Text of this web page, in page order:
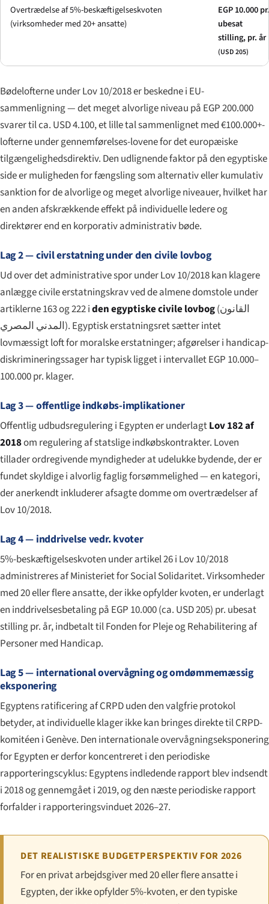
Overtrædelse af 5%-beskæftigelseskvoten
(virksomheder med 20+ ansatte)
EGP 10.000 pr.
ubesat
stilling, pr. år
(USD 205)
Bødelofterne under Lov 10/2018 er beskedne i EU-
sammenligning — det meget alvorlige niveau på EGP 200.000
svarer til ca. USD 4.100, et lille tal sammenlignet med €100.000+-
lofterne under gennemførelses-lovene for det europæiske
tilgængelighedsdirektiv. Den udlignende faktor på den egyptiske
side er muligheden for fængsling som alternativ eller kumulativ
sanktion for de alvorlige og meget alvorlige niveauer, hvilket har
en anden afskrækkende effekt på individuelle ledere og
direktører end en korporativ administrativ bøde.
Lag 2 — civil erstatning under den civile lovbog
Ud over det administrative spor under Lov 10/2018 kan klagere
anlægge civile erstatningskrav ved de almene domstole under
artiklerne 163 og 222 iden egyptiske civile lovbog(القانون
المدني المصري). Egyptisk erstatningsret sætter intet
lovmæssigt loft for moralske erstatninger; afgørelser i handicap-
diskrimineringssager har typisk ligget i intervallet EGP 10.000–
100.000 pr. klager.
Lag 3 — offentlige indkøbs-implikationer
Offentlig udbudsregulering i Egypten er underlagtLov 182 af
2018om regulering af statslige indkøbskontrakter. Loven
tillader ordregivende myndigheder at udelukke bydende, der er
fundet skyldige i alvorlig faglig forsømmelighed — en kategori,
der anerkendt inkluderer afsagte domme om overtrædelser af
Lov 10/2018.
Lag 4 — inddrivelse vedr. kvoter
5%-beskæftigelseskvoten under artikel 26 i Lov 10/2018
administreres af Ministeriet for Social Solidaritet. Virksomheder
med 20 eller flere ansatte, der ikke opfylder kvoten, er underlagt
en inddrivelsesbetaling på EGP 10.000 (ca. USD 205) pr. ubesat
stilling pr. år, indbetalt til Fonden for Pleje og Rehabilitering af
Personer med Handicap.
Lag 5 — international overvågning og omdømmemæssig
eksponering
Egyptens ratificering af CRPD uden den valgfrie protokol
betyder, at individuelle klager ikke kan bringes direkte til CRPD-
komitéen i Genève. Den internationale overvågningseksponering
for Egypten er derfor koncentreret i den periodiske
rapporteringscyklus: Egyptens indledende rapport blev indsendt
i 2018 og gennemgået i 2019, og den næste periodiske rapport
forfalder i rapporteringsvinduet 2026–27.
DET REALISTISKE BUDGETPERSPEKTIV FOR 2026
For en privat arbejdsgiver med 20 eller flere ansatte i
Egypten, der ikke opfylder 5%-kvoten, er den typiske